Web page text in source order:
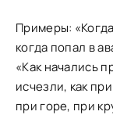
Примеры:
когда попал в
«Как начались
исчезли, как
при горе, при